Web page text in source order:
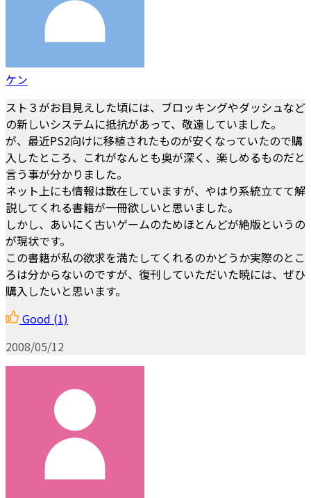
ケン
スト３がお目見えした頃には、ブロッキングやダッシュなど
の新しいシステムに抵抗があって、敬遠していました。
が、最近PS2向けに移植されたものが安くなっていたので購
入したところ、これがなんとも奥が深く、楽しめるものだと
言う事が分かりました。
ネット上にも情報は散在していますが、やはり系統立てて解
説してくれる書籍が一冊欲しいと思いました。
しかし、あいにく古いゲームのためほとんどが絶版というの
が現状です。
この書籍が私の欲求を満たしてくれるのかどうか実際のとこ
ろは分からないのですが、復刊していただいた暁には、ぜひ
購入したいと思います。
Good (1)
2008/05/12